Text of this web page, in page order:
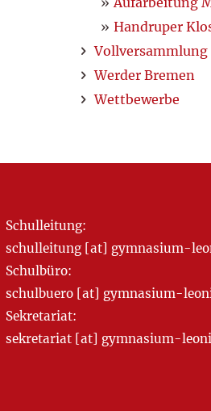
Handruper
Vollversammlung
Werder Bremen
Wettbewerbe
Schulleitung:
schulleitung [at] gymnasium-
Schulbüro:
schulbuero [at] gymnasium-
Sekretariat:
sekretariat [at] gymnasium-